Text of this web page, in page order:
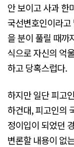
안 보이고 사과 한
국선변호인이라
을 분이 풀릴 때까
식으로 자신의 억
하고 당혹스럽다.
하지만 일단 피고
하건대, 피고인의
정이입이 되었던
변론할 내용이 없